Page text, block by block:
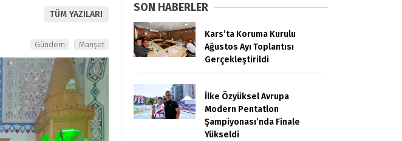
TÜM YAZILARI
Gündem Manşet
SON HABERLER
Kars’ta Koruma Kurulu
Ağustos Ayı Toplantısı
Gerçekleştirildi
İlke Özyüksel Avrupa
Modern Pentatlon
Şampiyonası’nda Finale
Yükseldi